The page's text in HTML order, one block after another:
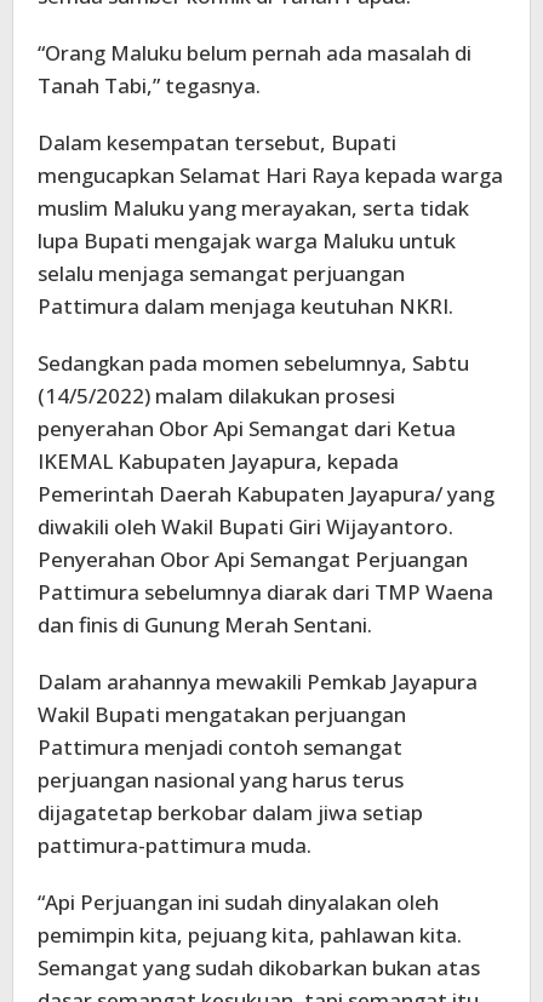
“Orang Maluku belum pernah ada masalah di
Tanah Tabi,” tegasnya.
Dalam kesempatan tersebut, Bupati
mengucapkan Selamat Hari Raya kepada warga
muslim Maluku yang merayakan, serta tidak
lupa Bupati mengajak warga Maluku untuk
selalu menjaga semangat perjuangan
Pattimura dalam menjaga keutuhan NKRI.
Sedangkan pada momen sebelumnya, Sabtu
(14/5/2022) malam dilakukan prosesi
penyerahan Obor Api Semangat dari Ketua
IKEMAL Kabupaten Jayapura, kepada
Pemerintah Daerah Kabupaten Jayapura/ yang
diwakili oleh Wakil Bupati Giri Wijayantoro.
Penyerahan Obor Api Semangat Perjuangan
Pattimura sebelumnya diarak dari TMP Waena
dan finis di Gunung Merah Sentani.
Dalam arahannya mewakili Pemkab Jayapura
Wakil Bupati mengatakan perjuangan
Pattimura menjadi contoh semangat
perjuangan nasional yang harus terus
dijagatetap berkobar dalam jiwa setiap
pattimura-pattimura muda.
“Api Perjuangan ini sudah dinyalakan oleh
pemimpin kita, pejuang kita, pahlawan kita.
Semangat yang sudah dikobarkan bukan atas